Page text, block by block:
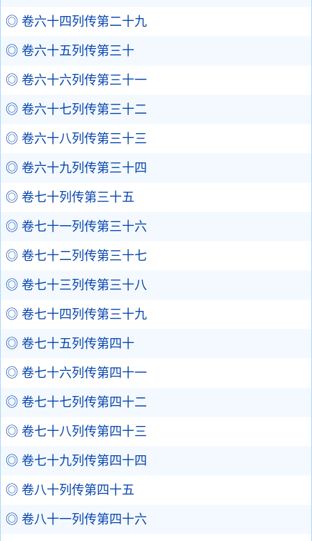
◎ 卷六十四列传第二十九
◎ 卷六十五列传第三十
◎ 卷六十六列传第三十一
◎ 卷六十七列传第三十二
◎ 卷六十八列传第三十三
◎ 卷六十九列传第三十四
◎ 卷七十列传第三十五
◎ 卷七十一列传第三十六
◎ 卷七十二列传第三十七
◎ 卷七十三列传第三十八
◎ 卷七十四列传第三十九
◎ 卷七十五列传第四十
◎ 卷七十六列传第四十一
◎ 卷七十七列传第四十二
◎ 卷七十八列传第四十三
◎ 卷七十九列传第四十四
◎ 卷八十列传第四十五
◎ 卷八十一列传第四十六